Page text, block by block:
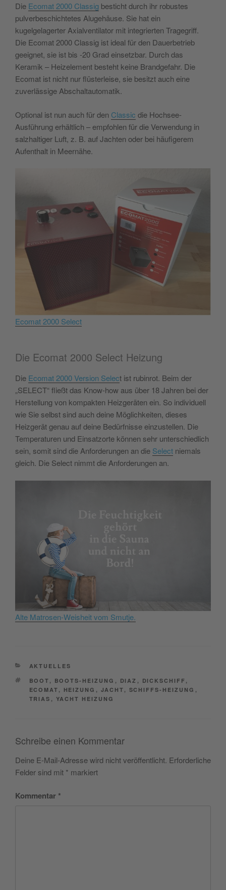
Die Ecomat 2000 Classig besticht durch ihr robustes
pulverbeschichtetes Alugehäuse. Sie hat ein
kugelgelagerter Axialventilator mit integrierten Tragegriff.
Die Ecomat 2000 Classig ist ideal für den Dauerbetrieb
geeignet, sie ist bis -20 Grad einsetzbar. Durch das
Keramik – Heizelement besteht keine Brandgefahr. Die
Ecomat ist nicht nur flüsterleise, sie besitzt auch eine
zuverlässige Abschaltautomatik.
Optional ist nun auch für den Classic die Hochsee-
Ausführung erhältlich – empfohlen für die Verwendung in
salzhaltiger Luft, z. B. auf Jachten oder bei häufigerem
Aufenthalt in Meernähe.
Ecomat 2000 Select
Die Ecomat 2000 Select Heizung
Die Ecomat 2000 Version Select ist rubinrot. Beim der
„SELECT“ fließt das Know-how aus über 18 Jahren bei der
Herstellung von kompakten Heizgeräten ein. So individuell
wie Sie selbst sind auch deine Möglichkeiten, dieses
Heizgerät genau auf deine Bedürfnisse einzustellen. Die
Temperaturen und Einsatzorte können sehr unterschiedlich
sein, somit sind die Anforderungen an die Select niemals
gleich. Die Select nimmt die Anforderungen an.
Alte Matrosen-Weisheit vom Smutje.
CATEGORIES
AKTUELLES
TAGS
BOOT , BOOTS-HEIZUNG , DIAZ , DICKSCHIFF ,
ECOMAT , HEIZUNG , JACHT , SCHIFFS-HEIZUNG ,
TRIAS , YACHT HEIZUNG
Schreibe einen Kommentar
Deine E-Mail-Adresse wird nicht veröffentlicht. Erforderliche
Felder sind mit * markiert
Kommentar *